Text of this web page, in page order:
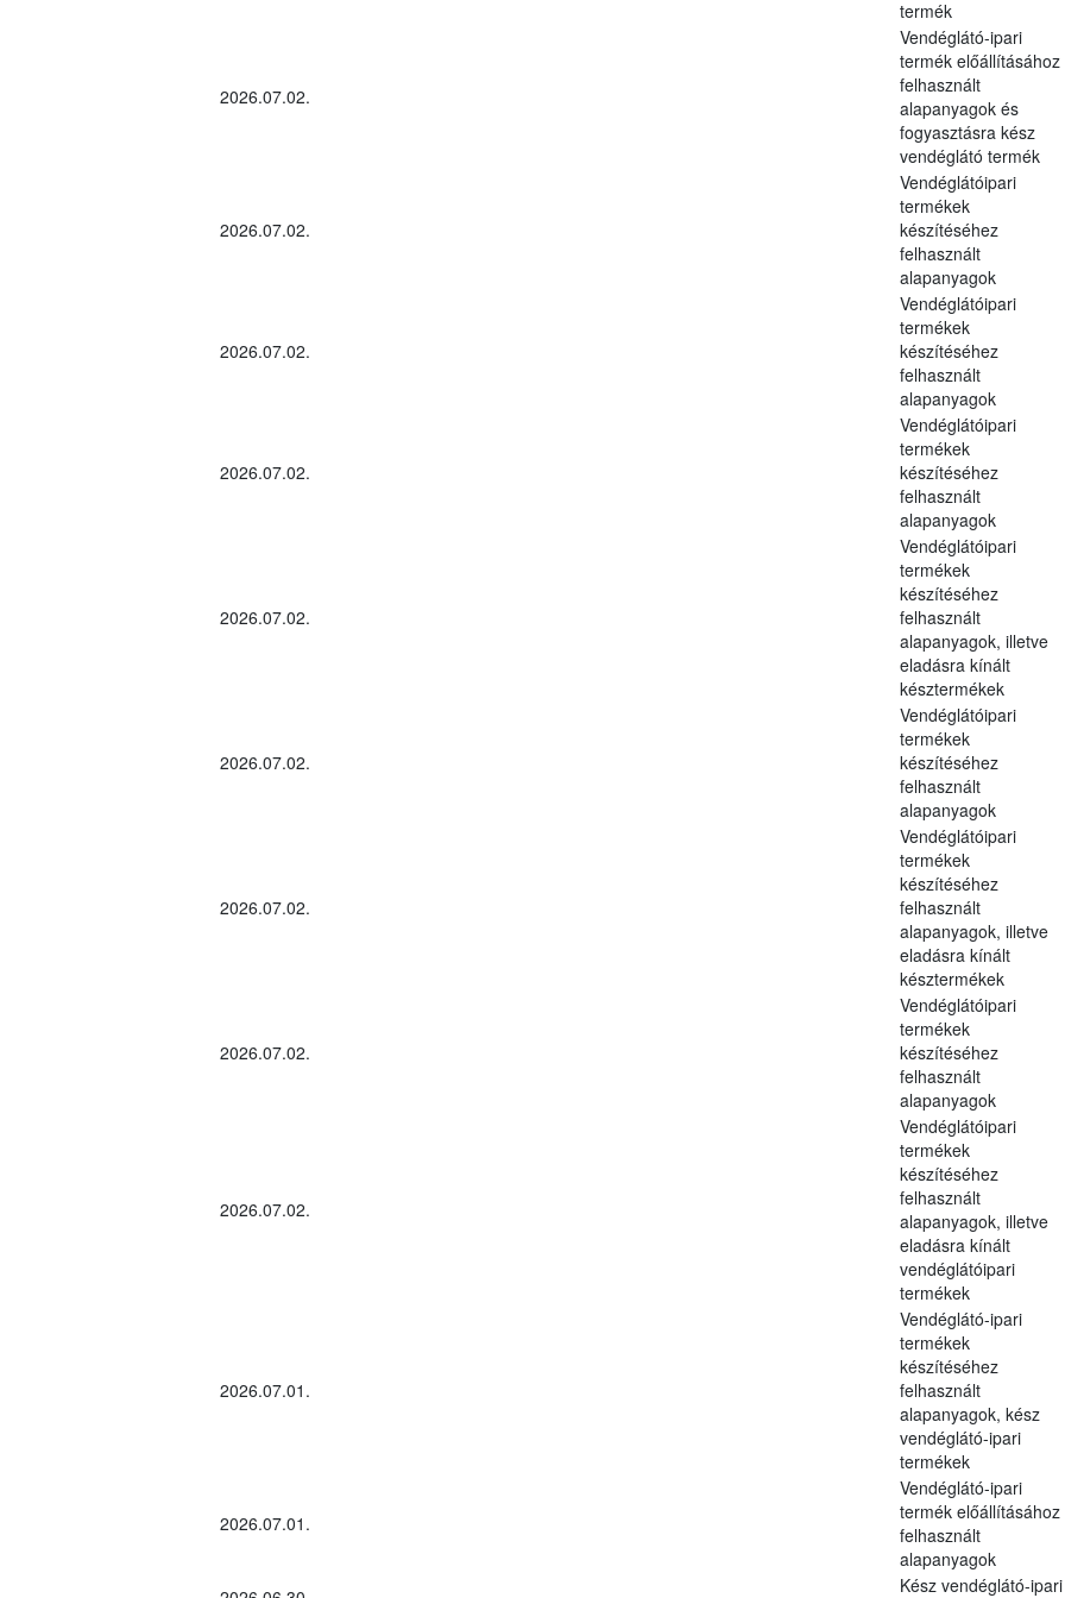
termék
2026.07.02.
Vendéglátó-ipari
termék előállításához
felhasznált
alapanyagok és
fogyasztásra kész
vendéglátó termék
2026.07.02.
Vendéglátóipari
termékek
készítéséhez
felhasznált
alapanyagok
2026.07.02.
Vendéglátóipari
termékek
készítéséhez
felhasznált
alapanyagok
2026.07.02.
Vendéglátóipari
termékek
készítéséhez
felhasznált
alapanyagok
2026.07.02.
Vendéglátóipari
termékek
készítéséhez
felhasznált
alapanyagok, illetve
eladásra kínált
késztermékek
2026.07.02.
Vendéglátóipari
termékek
készítéséhez
felhasznált
alapanyagok
2026.07.02.
Vendéglátóipari
termékek
készítéséhez
felhasznált
alapanyagok, illetve
eladásra kínált
késztermékek
2026.07.02.
Vendéglátóipari
termékek
készítéséhez
felhasznált
alapanyagok
2026.07.02.
Vendéglátóipari
termékek
készítéséhez
felhasznált
alapanyagok, illetve
eladásra kínált
vendéglátóipari
termékek
2026.07.01.
Vendéglátó-ipari
termékek
készítéséhez
felhasznált
alapanyagok, kész
vendéglátó-ipari
termékek
2026.07.01.
Vendéglátó-ipari
termék előállításához
felhasznált
alapanyagok
Kész vendéglátó-ipari